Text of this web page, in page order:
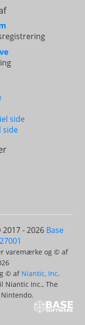
side
side
- 2026 Base
varemærke og © af
© af Niantic, Inc.
Niantic Inc., The
Nintendo.